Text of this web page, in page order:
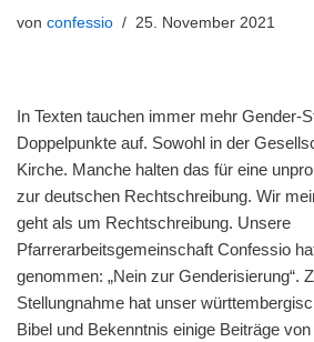
von confessio 25. November 2021
In Texten tauchen immer mehr Gender-
Doppelpunkte auf. Sowohl in der
Kirche. Manche halten das für eine
zur deutschen Rechtschreibung. Wir
geht als um Rechtschreibung. Unsere
Pfarrerarbeitsgemeinschaft Confessio
genommen: „Nein zur Genderisierung“.
Stellungnahme hat unser
Bibel und Bekenntnis einige Beiträge